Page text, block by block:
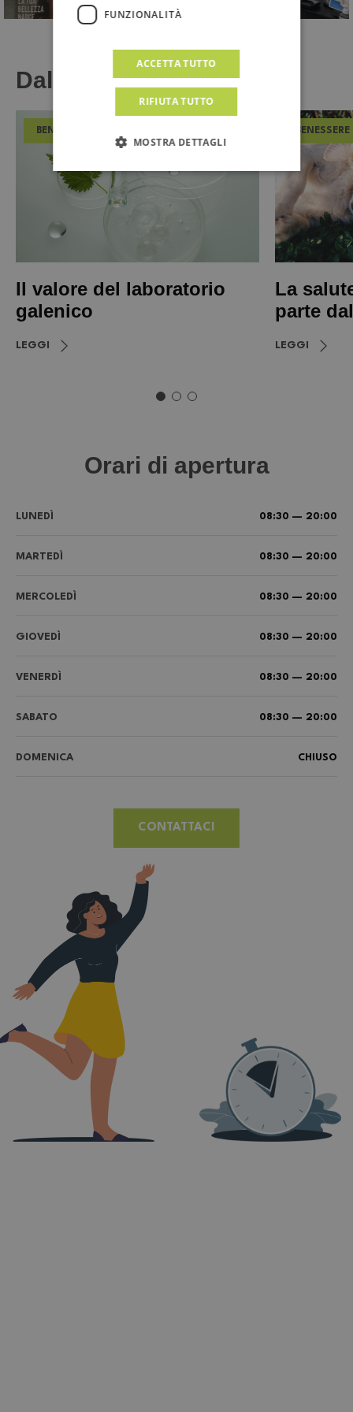
Dal Magazine
BENESSERE
Il valore del laboratorio
galenico
LEGGI
BENESSERE
La
parte
LEGGI
Orari di apertura
LUNEDÌ 08:30 — 20:00
MARTEDÌ 08:30 — 20:00
MERCOLEDÌ 08:30 — 20:00
GIOVEDÌ 08:30 — 20:00
VENERDÌ 08:30 — 20:00
SABATO 08:30 — 20:00
DOMENICA CHIUSO
CONTATTACI
FUNZIONALITÀ
ACCETTA TUTTO
RIFIUTA TUTTO
MOSTRA DETTAGLI